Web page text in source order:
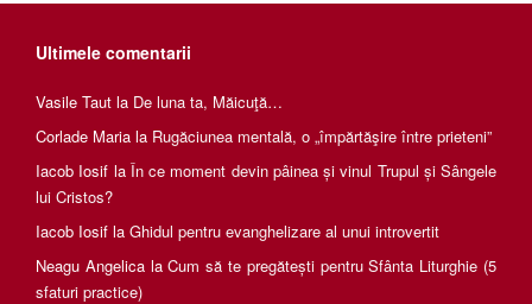
Ultimele comentarii
Vasile Taut la De luna ta, Măicuţă…
Corlade Maria la Rugăciunea mentală, o „împărtăşire între prieteni”
Iacob Iosif la În ce moment devin pâinea și vinul Trupul și Sângele
lui Cristos?
Iacob Iosif la Ghidul pentru evanghelizare al unui introvertit
Neagu AngelicalaCum să te pregătești pentru Sfânta Liturghie (5
sfaturi practice)